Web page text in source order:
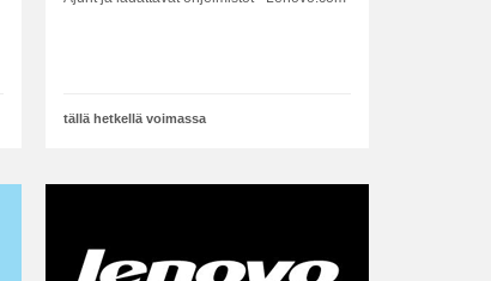
tällä hetkellä voimassa